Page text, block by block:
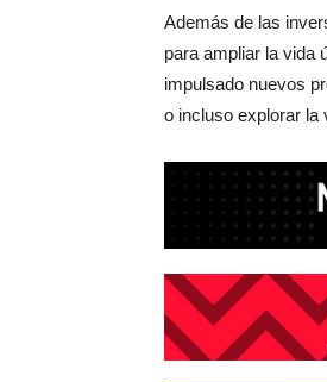
Además de las
para ampliar la vida
impulsado nuevos
o incluso explorar la